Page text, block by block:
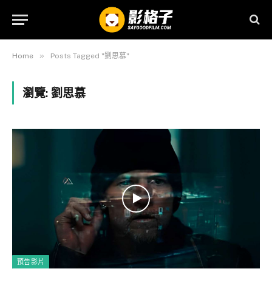
Home » Posts Tagged "劉思慕"
瀏覽: 劉思慕
預告影片